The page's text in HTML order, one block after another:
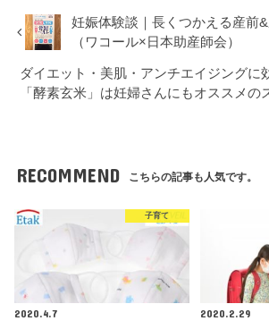
妊娠体験談｜長くつかえる産前
（ワコール×日本助産師会）
ダイエット・美肌・アンチエイジングに
「酵素玄米」は妊婦さんにもオススメの
RECOMMEND こちらの記事も人気です。
子育て
2020.4.7
2020.2.29